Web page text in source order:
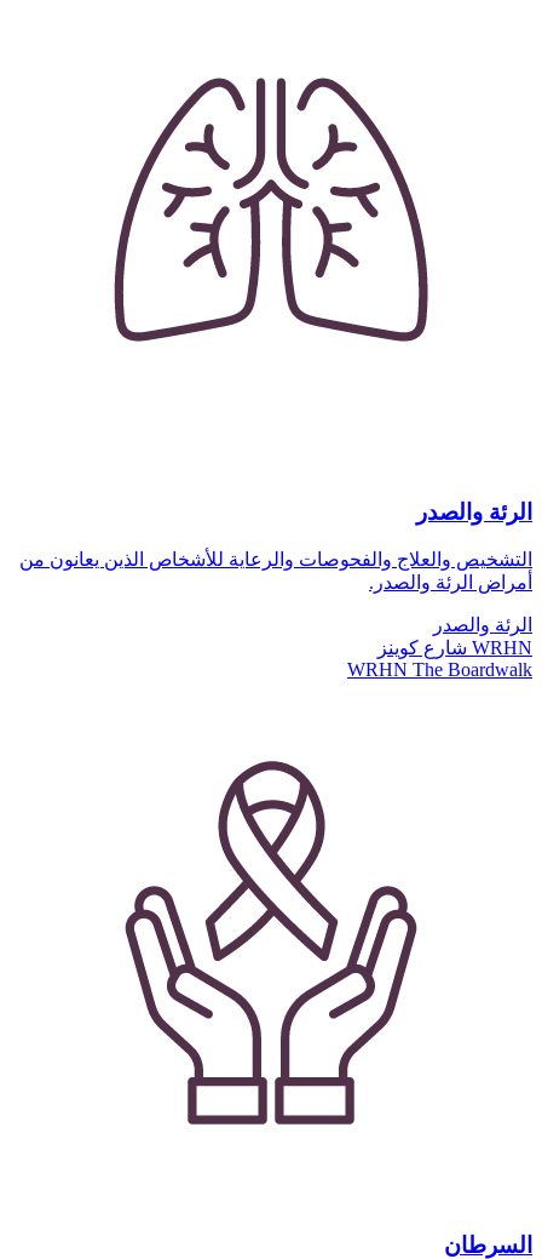
الرئة والصدر
التشخيص والعلاج والفحوصات والرعاية للأشخاص الذين يعانون من
أمراض الرئة والصدر.
الرئة والصدر
WRHN شارع كوينز
WRHN The Boardwalk
السرطان